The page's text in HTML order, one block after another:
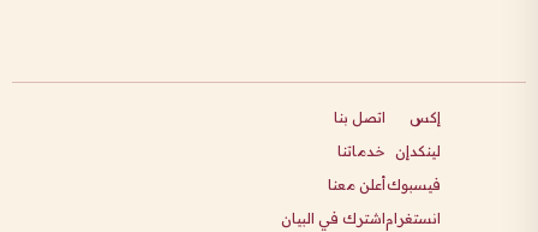
إكس
لينكدإن
فيسبوك
انستغرام
اتصل بنا
خدماتنا
أعلن معنا
اشترك في البيان